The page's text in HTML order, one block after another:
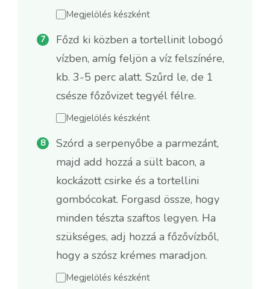
Megjelölés készként
Főzd ki közben a tortellinit lobogó
vízben, amíg feljön a víz felszínére,
kb. 3-5 perc alatt. Szűrd le, de 1
csésze főzővizet tegyél félre.
Megjelölés készként
Szórd a serpenyőbe a parmezánt,
majd add hozzá a sült bacon, a
kockázott csirke és a tortellini
gombócokat. Forgasd össze, hogy
minden tészta szaftos legyen. Ha
szükséges, adj hozzá a főzővízből,
hogy a szósz krémes maradjon.
Megjelölés készként